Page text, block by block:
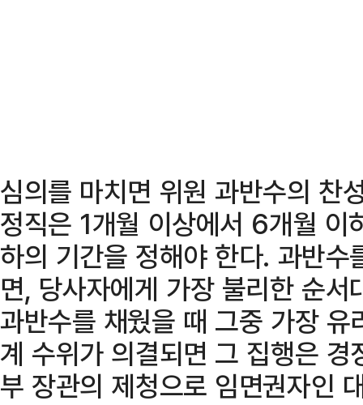
심의를 마치면 위원 과반수의 찬
정직은 1개월 이상에서 6개월 이
하의 기간을 정해야 한다. 과반
면, 당사자에게 가장 불리한 순
과반수를 채웠을 때 그중 가장
계 수위가 의결되면 그 집행은
부 장관의 제청으로 임면권자인